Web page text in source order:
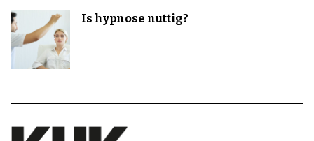
Is hypnose nuttig?